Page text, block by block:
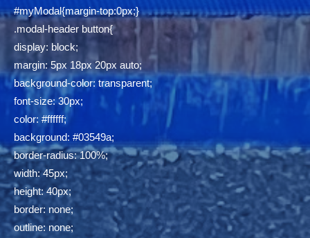
#myModal{margin-top:0px;}
.modal-header button{
display: block;
margin: 5px 18px 20px auto;
background-color: transparent;
font-size: 30px;
color: #ffffff;
background: #03549a;
border-radius: 100%;
width: 45px;
height: 40px;
border: none;
outline: none;